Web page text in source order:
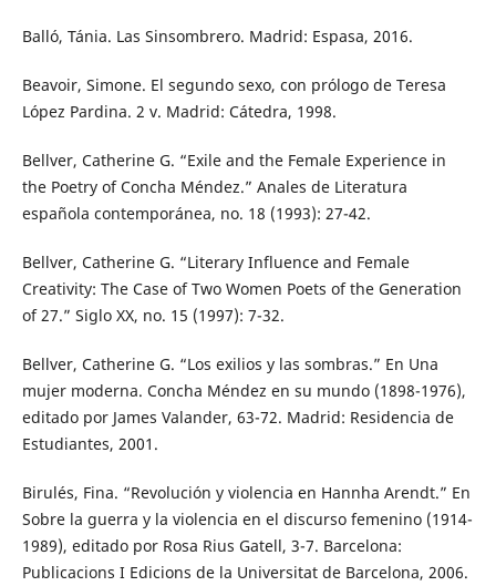
Balló, Tánia. Las Sinsombrero. Madrid: Espasa, 2016.
Beavoir, Simone. El segundo sexo, con prólogo de Teresa
López Pardina. 2 v. Madrid: Cátedra, 1998.
Bellver, Catherine G. “Exile and the Female Experience in
the Poetry of Concha Méndez.” Anales de Literatura
española contemporánea, no. 18 (1993): 27-42.
Bellver, Catherine G. “Literary Influence and Female
Creativity: The Case of Two Women Poets of the Generation
of 27.” Siglo XX, no. 15 (1997): 7-32.
Bellver, Catherine G. “Los exilios y las sombras.” En Una
mujer moderna. Concha Méndez en su mundo (1898-1976),
editado por James Valander, 63-72. Madrid: Residencia de
Estudiantes, 2001.
Birulés, Fina. “Revolución y violencia en Hannha Arendt.” En
Sobre la guerra y la violencia en el discurso femenino (1914-
1989), editado por Rosa Rius Gatell, 3-7. Barcelona:
Publicacions I Edicions de la Universitat de Barcelona, 2006.